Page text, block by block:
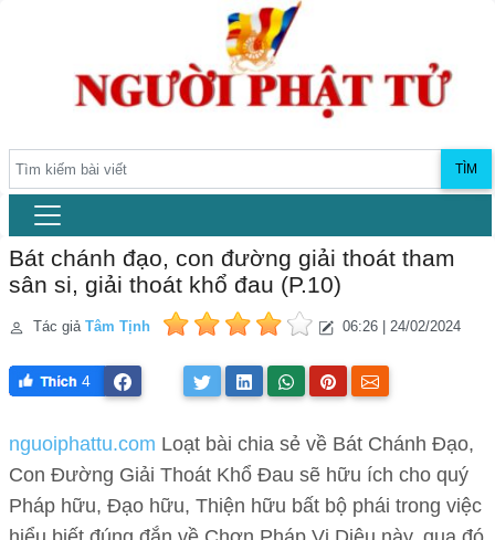
TÌM
Bát chánh đạo, con đường giải thoát tham
sân si, giải thoát khổ đau (P.10)
Tác giả Tâm Tịnh 06:26 | 24/02/2024
4
nguoiphattu.com Loạt bài chia sẻ về Bát Chánh Đạo,
Con Đường Giải Thoát Khổ Đau sẽ hữu ích cho quý
Pháp hữu, Đạo hữu, Thiện hữu bất bộ phái trong việc